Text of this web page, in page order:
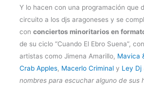
Y lo hacen con una programación que
circuito a los djs aragoneses y se
con conciertos minoritarios en
de su ciclo “Cuando El Ebro Suena”,
artistas como Jimena Amarillo, Mavica
Crab Apples, Macerlo Criminal y Ley Dj
nombres para escuchar alguno de sus